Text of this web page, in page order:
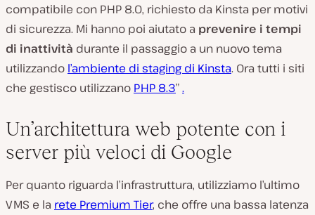
compatibile con PHP 8.0, richiesto da Kinsta per motivi
di sicurezza. Mi hanno poi aiutato a prevenire i tempi
di inattività durante il passaggio a un nuovo tema
utilizzando l’ambiente di staging di Kinsta. Ora tutti i siti
che gestisco utilizzano PHP 8.3”.
Un’architettura web potente con i
server più veloci di Google
Per quanto riguarda l’infrastruttura, utilizziamo l’ultimo
VMS e la rete Premium Tier, che offre una bassa latenza